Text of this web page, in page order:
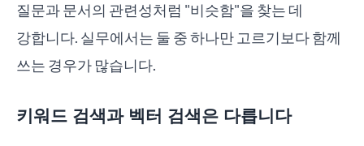
질문과 문서의 관련성처럼 "비슷함"을 찾는 데
강합니다. 실무에서는 둘 중 하나만 고르기보다 함께
쓰는 경우가 많습니다.
키워드 검색과 벡터 검색은 다릅니다